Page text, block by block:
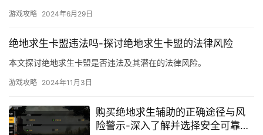
游戏攻略 2024年6月29日
绝地求生卡盟违法吗-探讨绝地求生卡盟的法律风险
本文探讨绝地求生卡盟是否违法及其潜在的法律风险。
游戏攻略 2024年11月3日
购买绝地求生辅助的正确途径与风
险警示-深入了解并选择安全可靠的